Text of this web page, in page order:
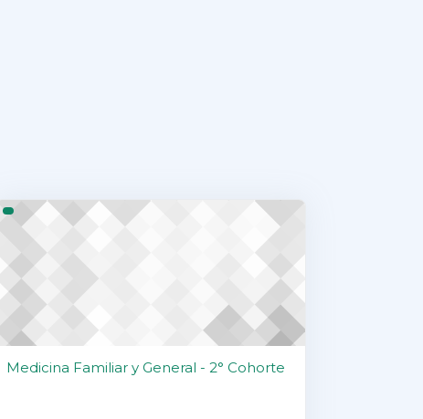
Medicina Familiar y General - 2° Cohorte
Medicina Familiar y General - 2° Cohorte